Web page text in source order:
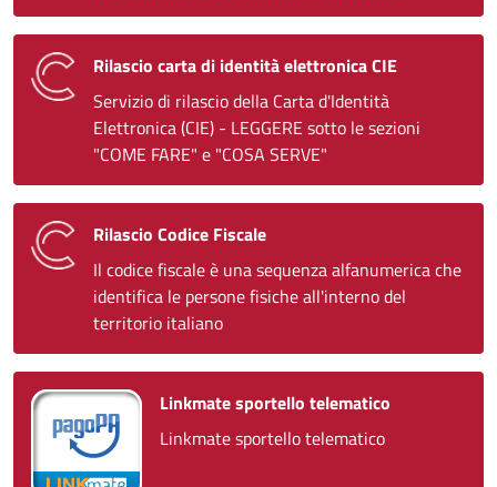
Rilascio carta di identità elettronica CIE
Servizio di rilascio della Carta d'Identità
Elettronica (CIE) - LEGGERE sotto le sezioni
"COME FARE" e "COSA SERVE"
Rilascio Codice Fiscale
Il codice fiscale è una sequenza alfanumerica che
identifica le persone fisiche all'interno del
territorio italiano
Linkmate sportello telematico
Linkmate sportello telematico